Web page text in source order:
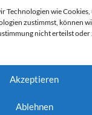
Technologien wie
zustimmst, können
nicht erteilst
Akzeptieren
Ablehnen